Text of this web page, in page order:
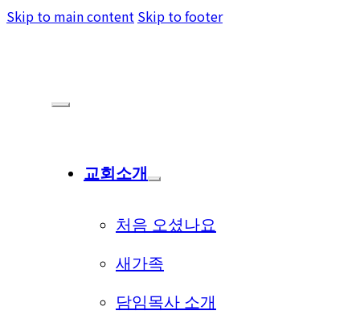
Skip to main content Skip to footer
교회소개
처음 오셨나요
새가족
담임목사 소개